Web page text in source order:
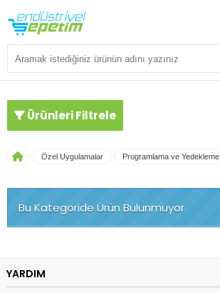
Ürünleri Filtrele
Özel Uygulamalar Programlama ve Yedekleme
Bu Kategoride Ürün Bulunmuyor
YARDIM